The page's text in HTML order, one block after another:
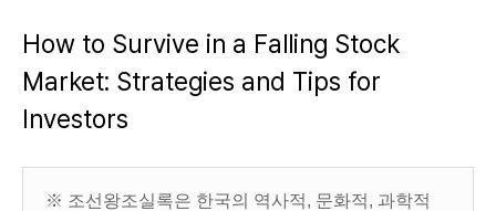
How to Survive in a Falling Stock
Market: Strategies and Tips for
Investors
※ 조선왕조실록은 한국의 역사적, 문화적, 과학적